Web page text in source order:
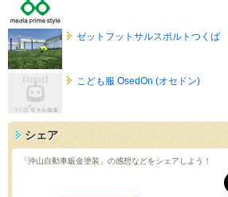
ゼットフットサルスポルトつくば
こども服 OsedOn (オセドン)
シェア
「沖山自動車鈑金塗装」の感想などをシェアしよう！